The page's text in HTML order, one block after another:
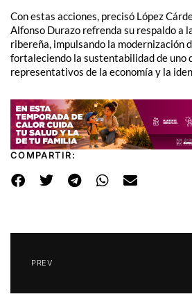
Con estas acciones, precisó López
Alfonso Durazo refrenda su respaldo a
ribereña, impulsando la modernización
fortaleciendo la sustentabilidad de uno
representativos de la economía y la
COMPARTIR:
PREV